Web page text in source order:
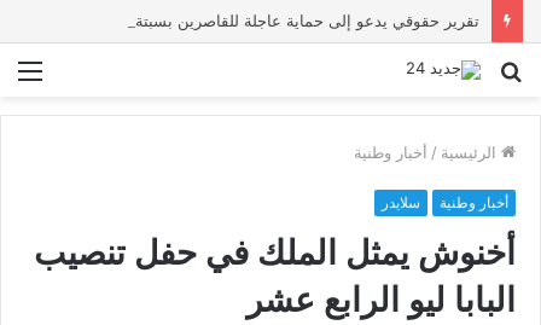
بحث
الرئيسية / أخبار وطنية
أخبار وطنية سلايدر
أخنوش يمثل الملك في حفل تنصيب
البابا ليو الرابع عشر